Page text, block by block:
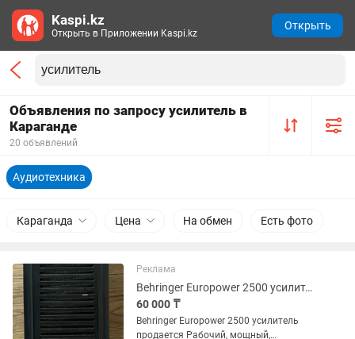
Объявления по запросу усилитель в
Караганде
20 объявлений
Аудиотехника
Караганда Цена На обмен Есть фото
Реклама
Behringer Europower 2500 усилитель продается
60 000 ₸
Behringer Europower 2500 усилитель
продается Рабочий, мощный,
Kaspi.kz
Открыть в Приложении Kaspi.kz
Открыть